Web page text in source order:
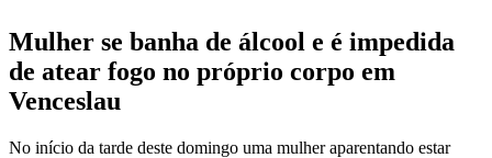
Mulher se banha de álcool e é impedida
de atear fogo no próprio corpo em
Venceslau
No início da tarde deste domingo uma mulher aparentando estar